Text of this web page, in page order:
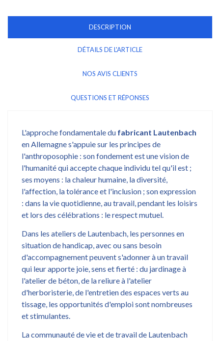
DESCRIPTION
DÉTAILS DE L'ARTICLE
NOS AVIS CLIENTS
QUESTIONS ET RÉPONSES
L'approche fondamentale du fabricant Lautenbach
en Allemagne s'appuie sur les principes de
l'anthroposophie : son fondement est une vision de
l'humanité qui accepte chaque individu tel qu'il est ;
ses moyens : la chaleur humaine, la diversité,
l'affection, la tolérance et l'inclusion ; son expression
: dans la vie quotidienne, au travail, pendant les loisirs
et lors des célébrations : le respect mutuel.
Dans les ateliers de Lautenbach, les personnes en
situation de handicap, avec ou sans besoin
d'accompagnement peuvent s'adonner à un travail
qui leur apporte joie, sens et fierté : du jardinage à
l'atelier de béton, de la reliure à l'atelier
d'herboristerie, de l'entretien des espaces verts au
tissage, les opportunités d'emploi sont nombreuses
et stimulantes.
La communauté de vie et de travail de Lautenbach